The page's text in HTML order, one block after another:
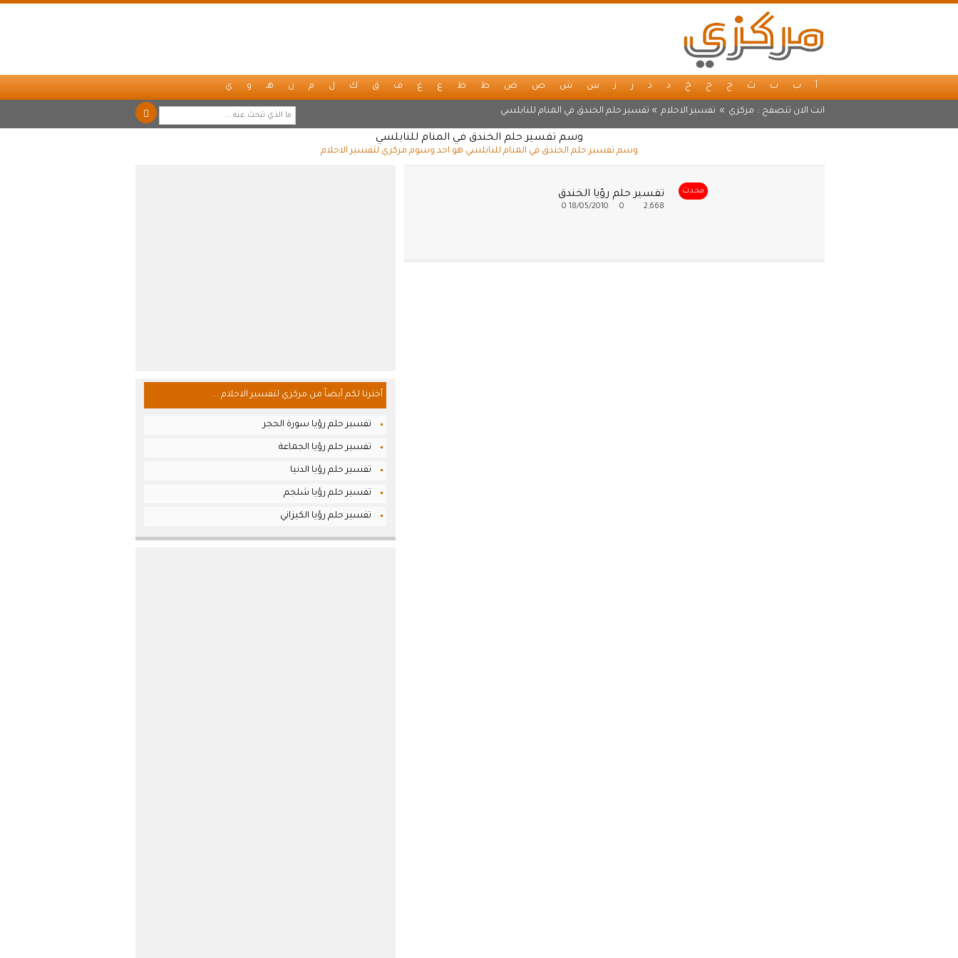
أ ب ت ث ج ح خ د ذ ر ز س ش ص ض ط ظ ع غ ف ق ك ل م ن هـ و ي
انت الان تتصفح : مركزي » تفسير الاحلام » تفسير حلم الخندق في المنام للنابلسي
وسم تفسير حلم الخندق في المنام للنابلسي
وسم تفسير حلم الخندق في المنام للنابلسي هو احد وسوم مركزي لتفسير الاحلام
محدث تفسير حلم رؤيا الخندق
2,668
18/05/2010
0
أخترنا لكم أيضاً من مركزي لتفسير الاحلام ...
تفسير حلم رؤيا سورة الحجر
تفسير حلم رؤيا الجماعة
تفسير حلم رؤيا الدنيا
تفسير حلم رؤيا شلجم
تفسير حلم رؤيا الكيزاني